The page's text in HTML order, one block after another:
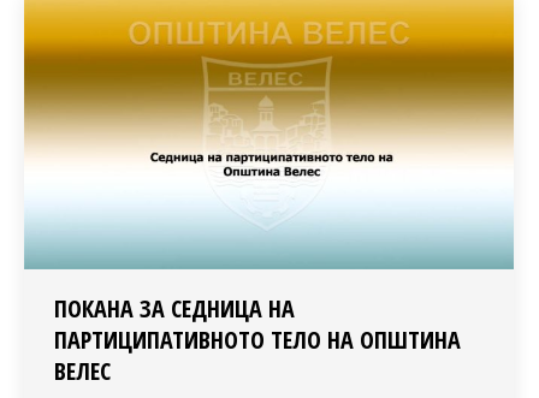
ПОКАНА ЗА СЕДНИЦА НА
ПАРТИЦИПАТИВНОТО ТЕЛО НА ОПШТИНА
ВЕЛЕС